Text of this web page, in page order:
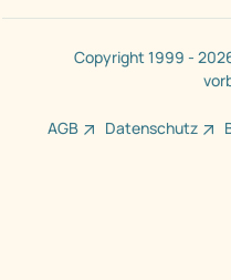
Copyright 1999 -
AGB Datenschutz